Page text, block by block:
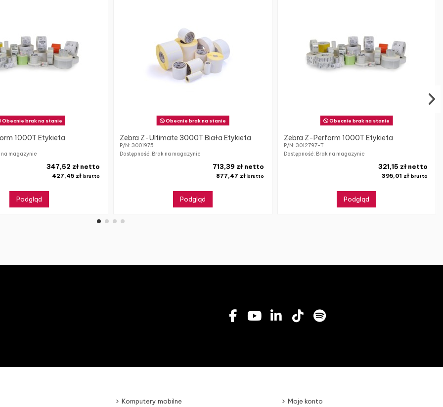
Obecnie brak na stanie
1000T Etykieta
na magazynie
427,45 złbrutto
347,52 zł netto
Podgląd
Obecnie brak na stanie
Zebra Z-Ultimate 3000T Biała Etykieta
P/N: 3001975
Dostępność: Brak na magazynie
877,47 zł brutto
713,39 zł netto
Podgląd
Obecnie brak na stanie
Zebra Z-Perform 1000T Etykieta
P/N: 3012797-T
Dostępność: Brak na magazynie
395,01 zł brutto
321,15 zł netto
Podgląd
Komputery mobilne Moje konto